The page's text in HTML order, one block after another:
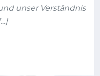
unser Verständnis